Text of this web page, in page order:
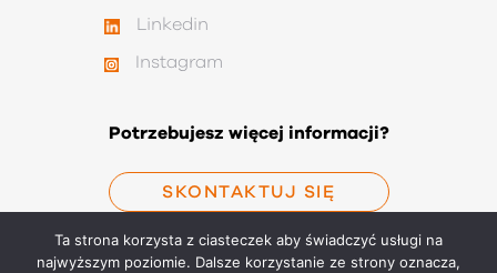
Zawory zwrotne
Zawory grzejnikowe
Łączniki mosiężne
Grupy bezpieczeństwa
Zawory do kotła ERYK
Linkedin
Instagram
Potrzebujesz więcej informacji?
SKONTAKTUJ SIĘ
Ta strona korzysta z ciasteczek aby świadczyć usługi na
najwyższym poziomie. Dalsze korzystanie ze strony oznacza,